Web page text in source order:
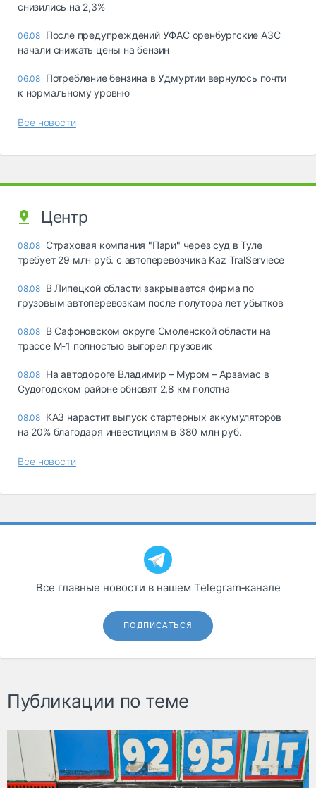
снизились на 2,3%
06.08 После предупреждений УФАС оренбургские АЗС
начали снижать цены на бензин
06.08 Потребление бензина в Удмуртии вернулось почти
к нормальному уровню
Все новости
Центр
08.08 Страховая компания "Пари" через суд в Туле
требует 29 млн руб. с автоперевозчика Kaz TralServiece
08.08 В Липецкой области закрывается фирма по
грузовым автоперевозкам после полутора лет убытков
08.08 В Сафоновском округе Смоленской области на
трассе М-1 полностью выгорел грузовик
08.08 На автодороге Владимир – Муром – Арзамас в
Судогодском районе обновят 2,8 км полотна
08.08 КАЗ нарастит выпуск стартерных аккумуляторов
на 20% благодаря инвестициям в 380 млн руб.
Все новости
Все главные новости в нашем Telegram‑канале
ПОДПИСАТЬСЯ
Публикации по теме